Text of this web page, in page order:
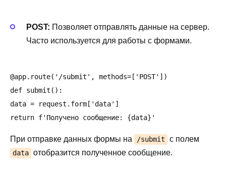
POST: Позволяет отправлять данные на сервер.
Часто используется для работы с формами.
@app.route('/submit', methods=['POST'])
def submit():
data = request.form['data']
При отправке данных формы на /submit с полем
data отобразится полученное сообщение.